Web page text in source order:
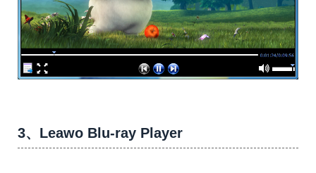
3、Leawo Blu-ray Player